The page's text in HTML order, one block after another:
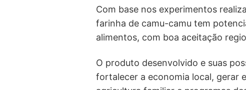
Com base nos experimentos
farinha de camu-camu tem
alimentos, com boa aceitação
O produto desenvolvido e suas
fortalecer a economia local, gerar